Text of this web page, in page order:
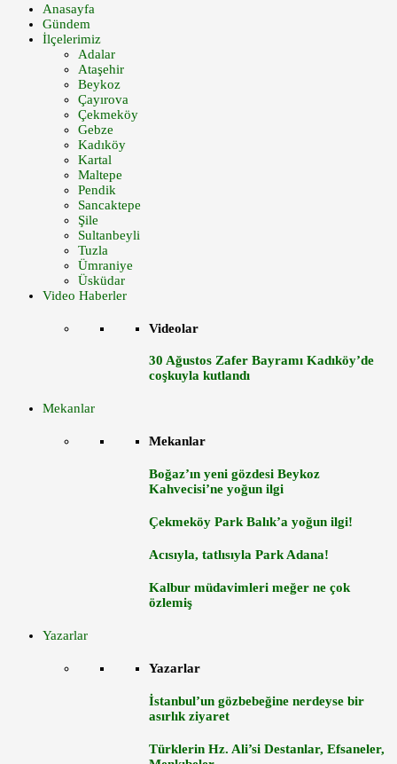
Anasayfa
Gündem
İlçelerimiz
Adalar
Ataşehir
Beykoz
Çayırova
Çekmeköy
Gebze
Kadıköy
Kartal
Maltepe
Pendik
Sancaktepe
Şile
Sultanbeyli
Tuzla
Ümraniye
Üsküdar
Video Haberler
Videolar
30 Ağustos Zafer Bayramı Kadıköy’de
coşkuyla kutlandı
Mekanlar
Mekanlar
Boğaz’ın yeni gözdesi Beykoz
Kahvecisi’ne yoğun ilgi
Çekmeköy Park Balık’a yoğun ilgi!
Acısıyla, tatlısıyla Park Adana!
Kalbur müdavimleri meğer ne çok
özlemiş
Yazarlar
Yazarlar
İstanbul’un gözbebeğine nerdeyse bir
asırlık ziyaret
Türklerin Hz. Ali’si Destanlar, Efsaneler,